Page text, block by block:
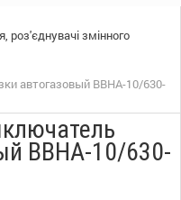
роз'єднувачі змінного
автогазовый ВВНА-10/630-
ВВНА-10/630-